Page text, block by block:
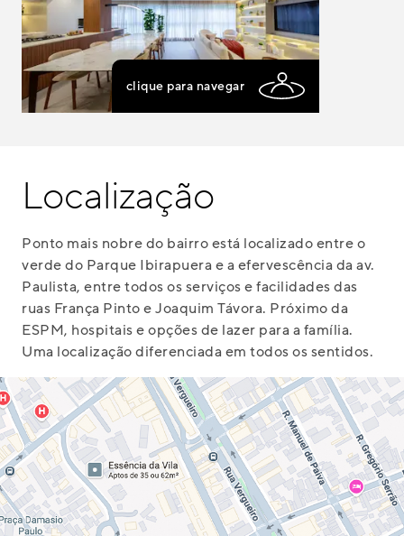
clique para navegar
Localização
Ponto mais nobre do bairro está localizado entre o
verde do Parque Ibirapuera e a efervescência da av.
Paulista, entre todos os serviços e facilidades das
ruas França Pinto e Joaquim Távora. Próximo da
ESPM, hospitais e opções de lazer para a família.
Uma localização diferenciada em todos os sentidos.